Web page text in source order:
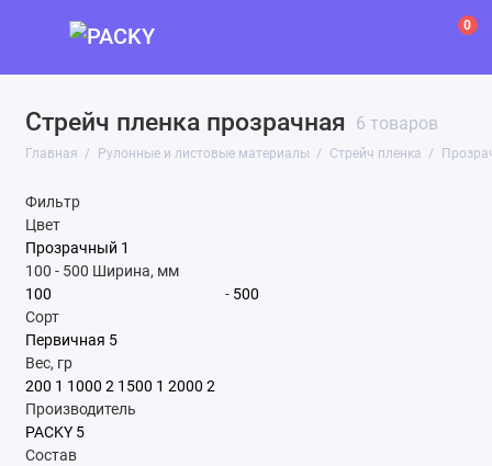
0
Стрейч пленка прозрачная 6 товаров
Главная Рулонные и листовые материалы Стрейч пленка
Фильтр
Цвет
Прозрачный 1
100 - 500 Ширина, мм
-
Сорт
Первичная 5
Вес, гр
200 1 1000 2 1500 1 2000 2
Производитель
PACKY 5
Состав